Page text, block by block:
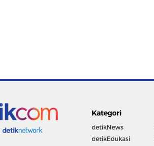
Kategori
detikNews
detikEdukasi